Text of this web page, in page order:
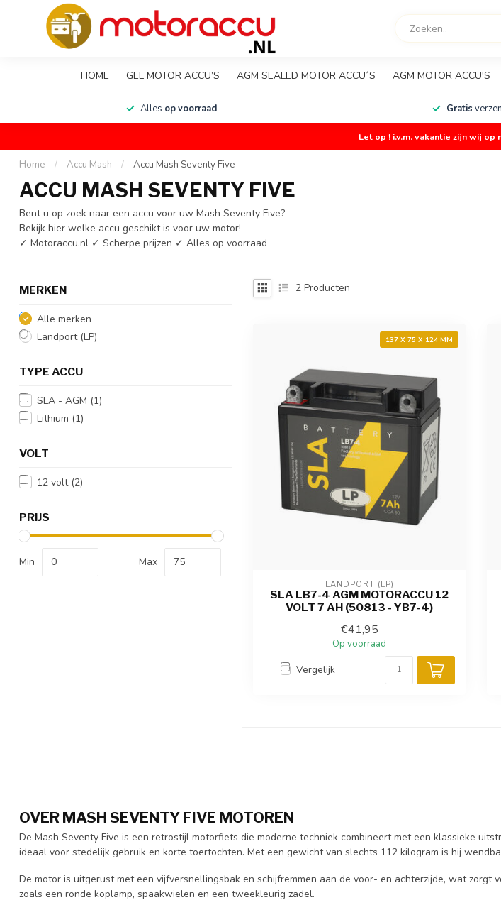
HOME GEL MOTOR ACCU’S AGM SEALED MOTOR ACCU´S AGM MOTOR ACCU'S
Alles op voorraad Gratis
Let op ! i.v.m. vakantie zijn wij op
Home / Accu Mash / Accu Mash Seventy Five
ACCU MASH SEVENTY FIVE
Bent u op zoek naar een accu voor uw Mash Seventy Five?
Bekijk hier welke accu geschikt is voor uw motor!
✓ Motoraccu.nl ✓ Scherpe prijzen ✓ Alles op voorraad
MERKEN
Alle merken
Landport (LP)
TYPE ACCU
SLA - AGM (1)
Lithium (1)
VOLT
12 volt (2)
PRIJS
Min Max
2 Producten
137 X 75 X 124 MM
LANDPORT (LP)
SLA LB7-4 AGM MOTORACCU 12
VOLT 7 AH (50813 - YB7-4)
€41,95
Op voorraad
Vergelijk
OVER MASH SEVENTY FIVE MOTOREN
De Mash Seventy Five is een retrostijl motorfiets die moderne techniek combineert met een klassieke
ideaal voor stedelijk gebruik en korte toertochten. Met een gewicht van slechts 112 kilogram is hij
De motor is uitgerust met een vijfversnellingsbak en schijfremmen aan de voor- en achterzijde, wat
zoals een ronde koplamp, spaakwielen en een tweekleurig zadel.